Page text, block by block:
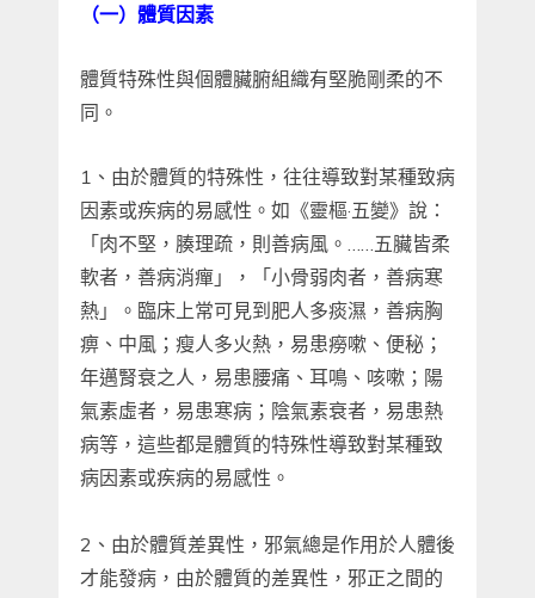
（一）體質因素
體質特殊性與個體臟腑組織有堅脆剛柔的不
同。
1、 由於體質的特殊性，往往導致對某種致病
因素或疾病的易感性。如《靈樞·五變》說：
「肉不堅，腠理疏，則善病風。……五臟皆柔
軟者，善病消癉」，「小骨弱肉者，善病寒
熱」。臨床上常可見到肥人多痰濕，善病胸
痹、中風；瘦人多火熱，易患癆嗽、便秘；
年邁腎衰之人，易患腰痛、耳鳴、咳嗽；陽
氣素虛者，易患寒病；陰氣素衰者，易患熱
病等，這些都是體質的特殊性導致對某種致
病因素或疾病的易感性。
2、由於體質差異性，邪氣總是作用於人體後
才能發病，由於體質的差異性，邪正之間的